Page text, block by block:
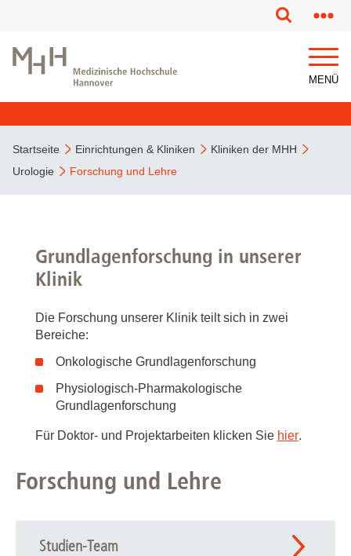
MENÜ
Startseite Einrichtungen & Kliniken
Kliniken der MHH
Urologie
Forschung und Lehre
Grundlagenforschung in unserer
Klinik
Die Forschung unserer Klinik teilt sich in zwei
Bereiche:
Onkologische Grundlagenforschung
Physiologisch-Pharmakologische
Grundlagenforschung
Für Doktor- und Projektarbeiten klicken Sie hier.
Forschung und Lehre
Studien-Team